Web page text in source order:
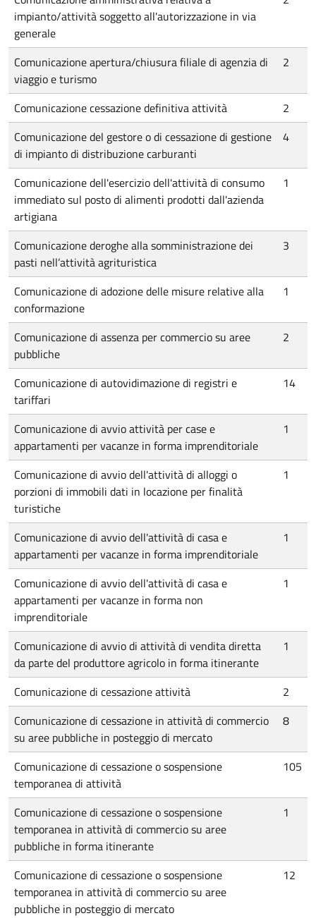
impianto/attività soggetto all'autorizzazione in via
generale
Comunicazione apertura/chiusura filiale di agenzia di
viaggio e turismo
2
Comunicazione cessazione definitiva attività
2
Comunicazione del gestore o di cessazione di gestione
di impianto di distribuzione carburanti
4
Comunicazione dell'esercizio dell'attività di consumo
immediato sul posto di alimenti prodotti dall'azienda
artigiana
1
Comunicazione deroghe alla somministrazione dei
pasti nell’attività agrituristica
3
Comunicazione di adozione delle misure relative alla
conformazione
1
Comunicazione di assenza per commercio su aree
pubbliche
2
Comunicazione di autovidimazione di registri e
tariffari
14
Comunicazione di avvio attività per case e
appartamenti per vacanze in forma imprenditoriale
1
Comunicazione di avvio dell'attività di alloggi o
porzioni di immobili dati in locazione per finalità
turistiche
1
Comunicazione di avvio dell'attività di casa e
appartamenti per vacanze in forma imprenditoriale
1
Comunicazione di avvio dell'attività di casa e
appartamenti per vacanze in forma non
imprenditoriale
1
Comunicazione di avvio di attività di vendita diretta
da parte del produttore agricolo in forma itinerante
1
Comunicazione di cessazione attività
2
Comunicazione di cessazione in attività di commercio
su aree pubbliche in posteggio di mercato
8
Comunicazione di cessazione o sospensione
temporanea di attività
105
Comunicazione di cessazione o sospensione
temporanea in attività di commercio su aree
pubbliche in forma itinerante
1
Comunicazione di cessazione o sospensione
temporanea in attività di commercio su aree
pubbliche in posteggio di mercato
12